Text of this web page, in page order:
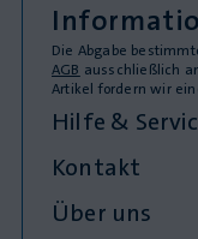
Die Abgabe
AGB ausschließlich
Artikel fordern wir
Hilfe &
Kontakt
Über uns